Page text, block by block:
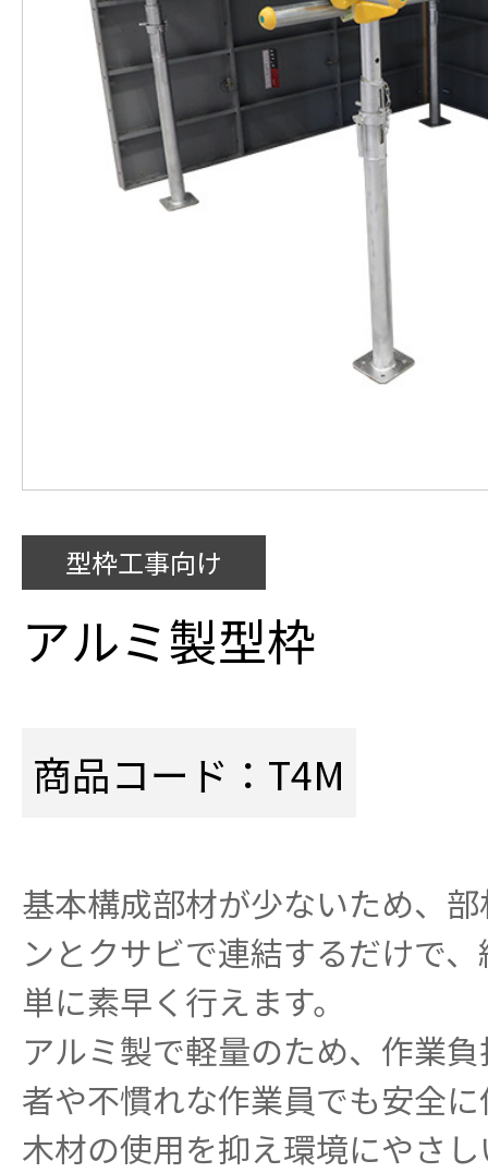
型枠工事向け
アルミ製型枠
商品コード：T4M
基本構成部材が少ないため、
ンとクサビで連結するだけで
単に素早く行えます。
アルミ製で軽量のため、作業
者や不慣れな作業員でも安全
木材の使用を抑え環境にやさ